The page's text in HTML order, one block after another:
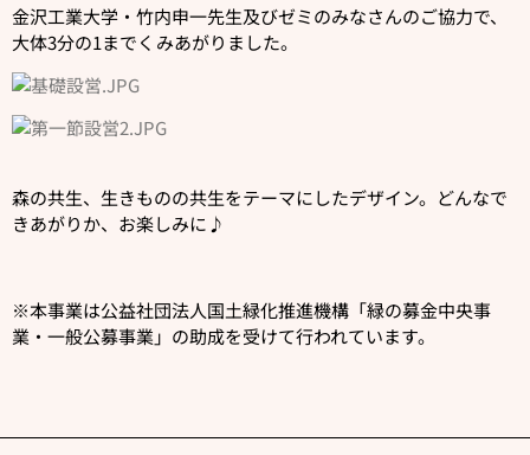
金沢工業大学・竹内申一先生及びゼミのみなさんのご協力で、
大体3分の1までくみあがり ました。
森の共生、生きものの共生をテーマにしたデザイン。どんなで
きあがりか、お楽しみに♪
※本事業は公益社団法人国土緑化推進機構「緑の募金中央事
業・一般公募事業」の助成を受けて行われています。